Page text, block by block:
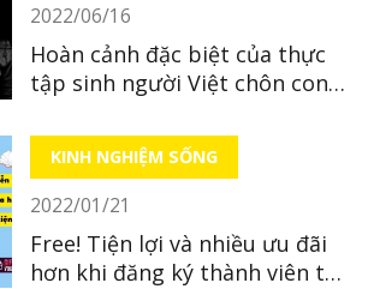
2022/06/16
Hoàn cảnh đặc biệt của thực
tập sinh người Việt chôn con
KINH NGHIỆM SỐNG
2022/01/21
Free! Tiện lợi và nhiều ưu đãi
hơn khi đăng ký thành viên tại